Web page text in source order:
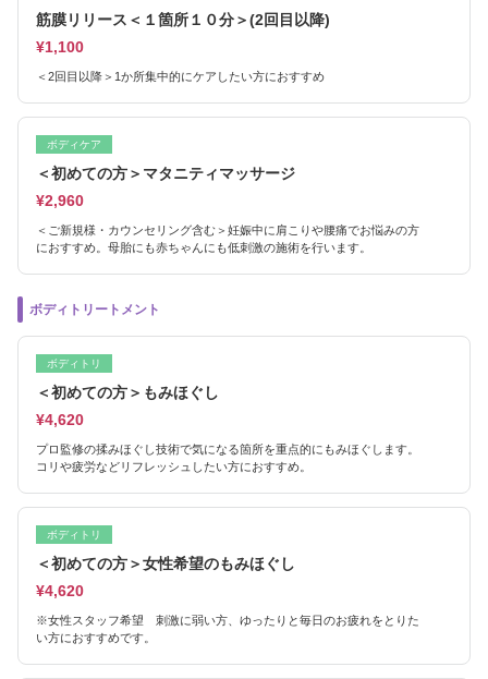
筋膜リリース＜１箇所１０分＞(2回目以降)
¥1,100
＜2回目以降＞1か所集中的にケアしたい方におすすめ
ボディケア
＜初めての方＞マタニティマッサージ
¥2,960
＜ご新規様・カウンセリング含む＞妊娠中に肩こりや腰痛でお悩みの方
におすすめ。母胎にも赤ちゃんにも低刺激の施術を行います。
ボディトリートメント
ボディトリ
＜初めての方＞もみほぐし
¥4,620
プロ監修の揉みほぐし技術で気になる箇所を重点的にもみほぐします。
コリや疲労などリフレッシュしたい方におすすめ。
ボディトリ
＜初めての方＞女性希望のもみほぐし
¥4,620
※女性スタッフ希望 刺激に弱い方、ゆったりと毎日のお疲れをとりた
い方におすすめです。